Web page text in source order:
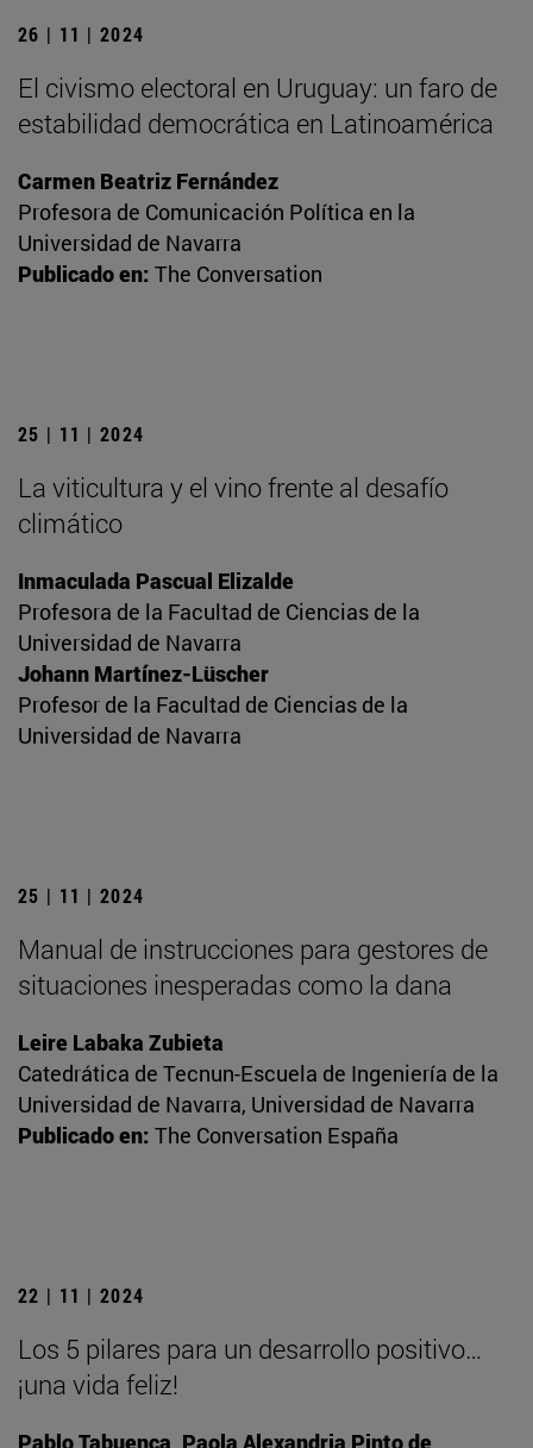
26 | 11 | 2024
El civismo electoral en Uruguay: un faro de
estabilidad democrática en Latinoamérica
Carmen Beatriz Fernández
Profesora de Comunicación Política en la
Universidad de Navarra
Publicado en: The Conversation
25 | 11 | 2024
La viticultura y el vino frente al desafío
climático
Inmaculada Pascual Elizalde
Profesora de la Facultad de Ciencias de la
Universidad de Navarra
Johann Martínez-Lüscher
Profesor de la Facultad de Ciencias de la
Universidad de Navarra
25 | 11 | 2024
Manual de instrucciones para gestores de
situaciones inesperadas como la dana
Leire Labaka Zubieta
Catedrática de Tecnun-Escuela de Ingeniería de la
Universidad de Navarra, Universidad de Navarra
Publicado en: The Conversation España
22 | 11 | 2024
Los 5 pilares para un desarrollo positivo…
¡una vida feliz!
Pablo Tabuenca, Paola Alexandria Pinto de